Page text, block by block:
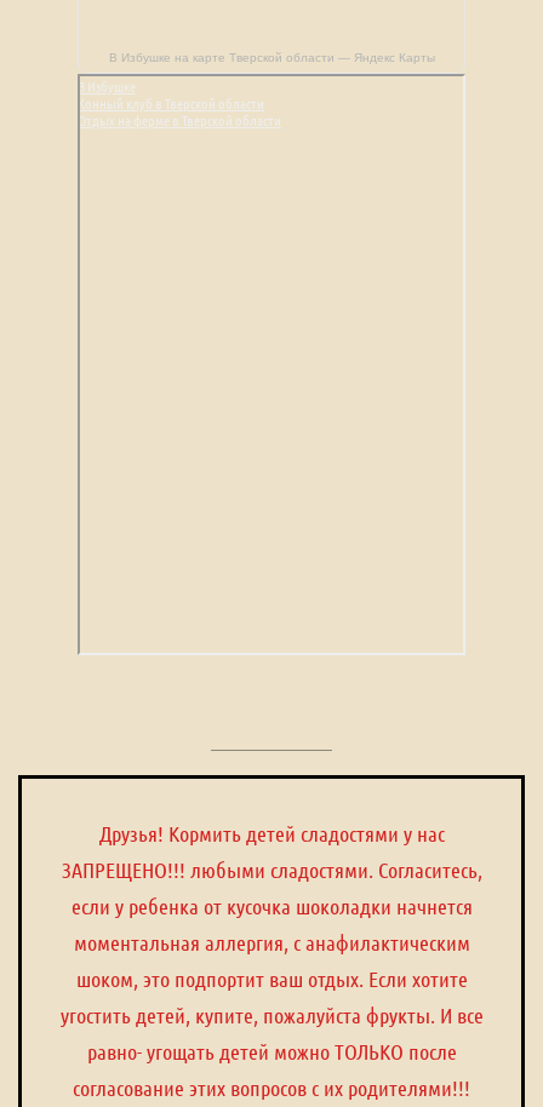
В Избушке на карте Тверской области — Яндекс Карты
В Избушке
Конный клуб в Тверской области
Отдых на ферме в Тверской области
Друзья! Кормить детей сладостями у нас
ЗАПРЕЩЕНО!!! любыми сладостями. Согласитесь,
если у ребенка от кусочка шоколадки начнется
моментальная аллергия, с анафилактическим
шоком, это подпортит ваш отдых. Если хотите
угостить детей, купите, пожалуйста фрукты. И все
равно- угощать детей можно ТОЛЬКО после
согласование этих вопросов с их родителями!!!